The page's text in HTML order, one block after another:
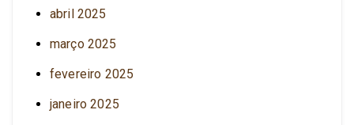
abril 2025
março 2025
fevereiro 2025
janeiro 2025